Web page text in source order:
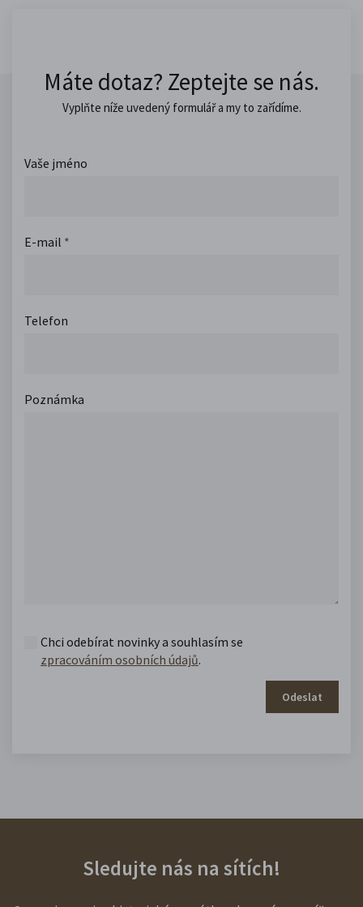
Máte dotaz? Zeptejte se nás.
Vyplňte níže uvedený formulář a my to zařídíme.
Vaše jméno
E-mail *
Telefon
Poznámka
Chci odebírat novinky a souhlasím se
zpracováním osobních údajů.
Odeslat
Sledujte nás na sítích!